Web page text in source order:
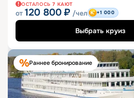
ОСТАЛОСЬ 7 КАЮТ
от 120 800 ₽ /чел +1 000
Выбрать круиз
Раннее бронирование